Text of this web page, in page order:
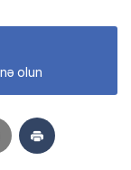
olun